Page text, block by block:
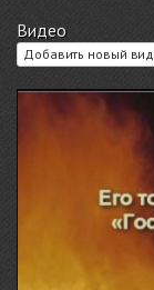
Видео
Добавить новый